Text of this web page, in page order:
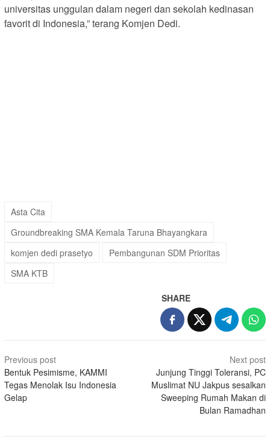
universitas unggulan dalam negeri dan sekolah kedinasan
favorit di Indonesia,” terang Komjen Dedi.
Asta Cita
Groundbreaking SMA Kemala Taruna Bhayangkara
komjen dedi prasetyo
Pembangunan SDM Prioritas
SMA KTB
SHARE
Post
navigation
Previous post
Bentuk Pesimisme, KAMMI
Tegas Menolak Isu Indonesia
Gelap
Next post
Junjung Tinggi Toleransi, PC
Muslimat NU Jakpus sesalkan
Sweeping Rumah Makan di
Bulan Ramadhan